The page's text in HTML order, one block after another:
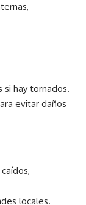
si hay tornados.
evitar daños
locales.